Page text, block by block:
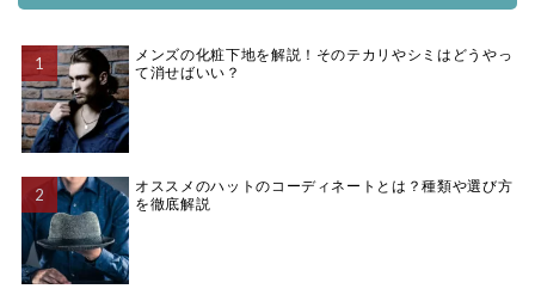
メンズの化粧下地を解説！そのテカリやシミはどうやっ
て消せばいい？
オススメのハットのコーディネートとは？種類や選び方
を徹底解説